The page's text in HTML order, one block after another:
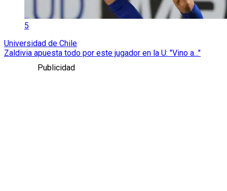
5
Universidad de Chile
Zaldivia apuesta todo por este jugador en la U: "Vino a..."
Publicidad